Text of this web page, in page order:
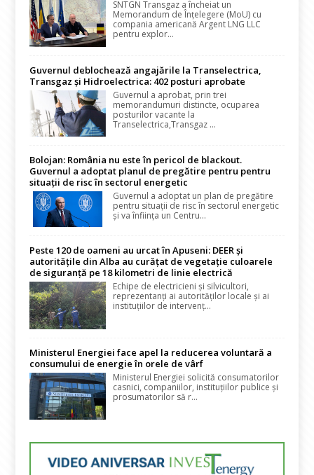
SNTGN Transgaz a încheiat un
Memorandum de Înțelegere (MoU) cu
compania americană Argent LNG LLC
pentru explor...
Guvernul deblochează angajările la Transelectrica,
Transgaz și Hidroelectrica: 402 posturi aprobate
Guvernul a aprobat, prin trei
memorandumuri distincte, ocuparea
posturilor vacante la
Transelectrica,Transgaz ...
Bolojan: România nu este în pericol de blackout.
Guvernul a adoptat planul de pregătire pentru pentru
situații de risc în sectorul energetic
Guvernul a adoptat un plan de pregătire
pentru situații de risc în sectorul energetic
și va înființa un Centru...
Peste 120 de oameni au urcat în Apuseni: DEER și
autoritățile din Alba au curățat de vegetație culoarele
de siguranță pe 18 kilometri de linie electrică
Echipe de electricieni și silvicultori,
reprezentanți ai autorităților locale și ai
instituțiilor de intervenț...
Ministerul Energiei face apel la reducerea voluntară a
consumului de energie în orele de vârf
Ministerul Energiei solicită consumatorilor
casnici, companiilor, instituțiilor publice și
prosumatorilor să r...